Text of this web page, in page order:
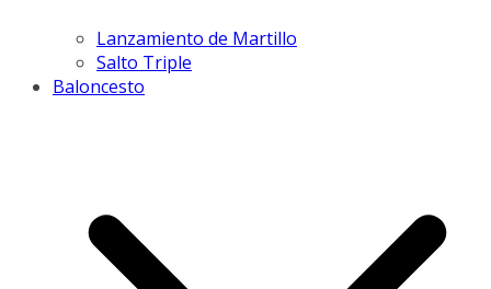
Lanzamiento de Martillo
Salto Triple
Baloncesto